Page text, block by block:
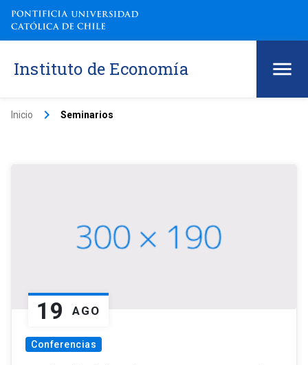
Instituto de Economía
Inicio keyboard_arrow_right Seminarios
19 AGO
Conferencias